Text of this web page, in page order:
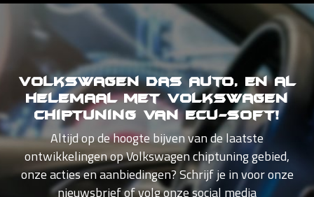
Volkswagen Das Auto, en al
helemaal met Volkswagen
Chiptuning van Ecu-Soft!
Altijd op de hoogte bijven van de laatste
ontwikkelingen op Volkswagen chiptuning gebied,
onze acties en aanbiedingen? Schrijf je in voor onze
nieuwsbrief of volg onze social media